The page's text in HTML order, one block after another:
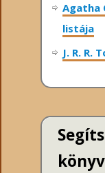
Agatha
listája
J. R. R.